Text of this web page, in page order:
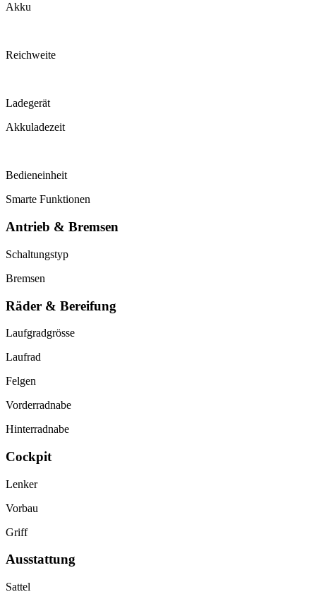
Akku
Reichweite
Ladegerät
Akkuladezeit
Bedieneinheit
Smarte Funktionen
Antrieb & Bremsen
Schaltungstyp
Bremsen
Räder & Bereifung
Laufgradgrösse
Laufrad
Felgen
Vorderradnabe
Hinterradnabe
Cockpit
Lenker
Vorbau
Griff
Ausstattung
Sattel